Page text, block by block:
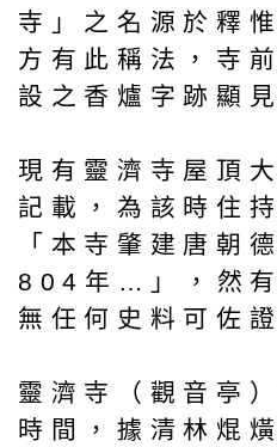
寺」之名源於釋
方有此稱法，寺
設之香爐字跡顯見
現有靈濟寺屋頂
記載，為該時住
「本寺肇建唐朝
804年…」，然有
無任何史料可佐證
靈濟寺（觀音亭
時間，據清林焜